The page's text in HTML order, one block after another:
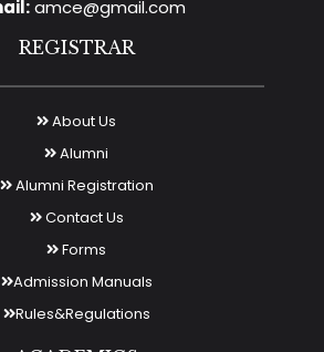
amce@gmail.com
REGISTRAR
About Us
Alumni
Alumni Registration
Contact Us
Forms
Admission Manuals
Rules&Regulations